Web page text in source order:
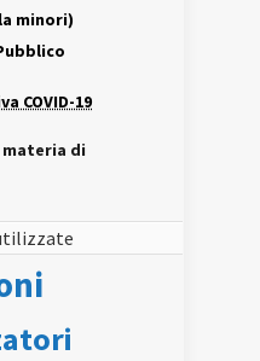
minori)
COVID-19
di